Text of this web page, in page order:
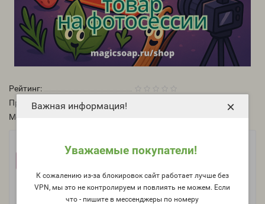
Важная информация!
Уважаемые покупатели!
К сожалению из-за блокировок сайт работает лучше без
VPN, мы это не контролируем и повлиять не можем. Если
что - пишите в мессенджеры по номеру
×
Рейтинг:
Производитель:
Модель:
10 г 236 руб.